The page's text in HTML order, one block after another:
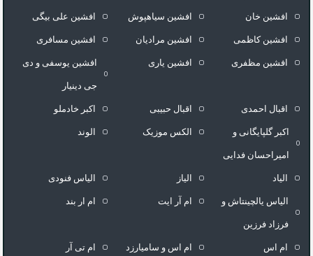
افشین خان افشین سیاهپوش افشین علی بیگی
افشین کاظمی افشین مرادیان افشین مسافری
افشین مظفری افشین یاری افشین یوسفی و دی
جی دینیار
اقبال احمدی اقبال حبیبی اکبر خادملو
اکبر گلپایگانی و
امیراحسان فدایی
الکس موزیک الوند
الیاد الیاز الیاس فنودی
الیاس یالچینتاش و
فرزاد فرزین
ام آر ایت ام‌ ار بند
ام اس ام اس و سامیارزد ام تی آر